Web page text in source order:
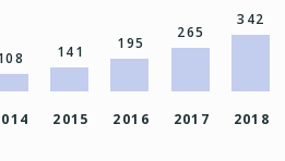
141
2015
195
2016
265
2017
342
2018